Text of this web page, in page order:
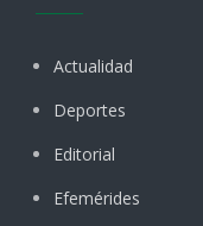
Actualidad
Deportes
Editorial
Efemérides